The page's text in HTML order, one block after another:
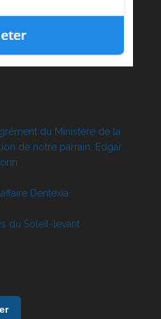
du Ministère de la
de notre parrain, Edgar
Dentexia
du Soleil-levant